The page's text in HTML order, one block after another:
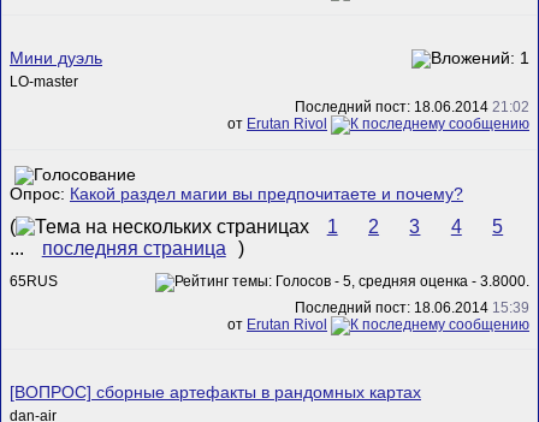
Мини дуэль
LO-master
Последний пост: 18.06.2014 21:02
от Erutan Rivol
Опрос: Какой раздел магии вы предпочитаете и почему?
( 1 2 3 4
5
...
последняя страница )
65RUS
Последний пост: 18.06.2014 15:39
от Erutan Rivol
[ВОПРОС] сборные артефакты в рандомных картах
dan-air